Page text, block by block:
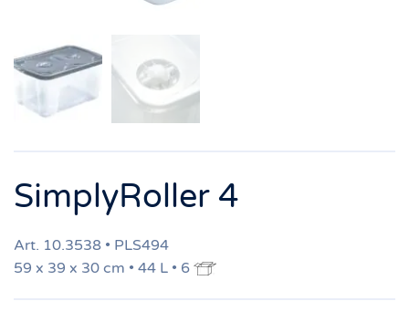
SimplyRoller 4
Art. 10.3538 • PLS494
59 x 39 x 30 cm • 44 L • 6